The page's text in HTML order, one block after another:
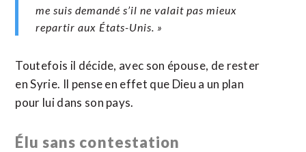
me suis demandé s’il ne valait pas mieux
repartir aux États-Unis. »
Toutefois il décide, avec son épouse, de rester
en Syrie. Il pense en effet que Dieu a un plan
pour lui dans son pays.
Élu sans contestation